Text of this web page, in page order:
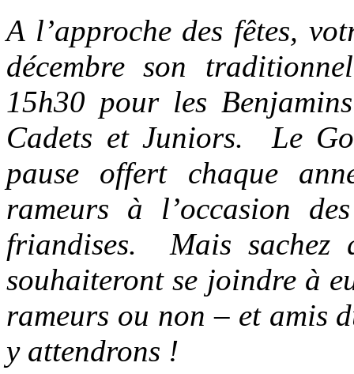
A l’approche des fêtes,
décembre son
15h30 pour les
Cadets et Juniors. Le
pause offert chaque
rameurs à l’occasion
friandises. Mais sachez
souhaiteront se joindre à
rameurs ou non – et amis
y attendrons !